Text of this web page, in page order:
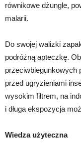
równikowe dżungle,
malarii.
Do swojej walizki
podróżną apteczkę.
przeciwbiegunkowych
przed ugryzieniami
wysokim filtrem, na
i długa ekspozycja
Wiedza użyteczna